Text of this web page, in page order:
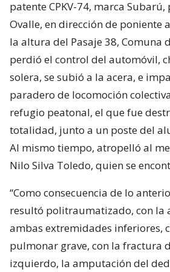
patente CPKV-74, marca Subarú,
Ovalle, en dirección de poniente
la altura del Pasaje 38, Comuna
perdió el control del automóvil,
solera, se subió a la acera, e
paradero de locomoción
refugio peatonal, el que fue
totalidad, junto a un poste del
Al mismo tiempo, atropelló al
Nilo Silva Toledo, quien se
“Como consecuencia de lo
resultó politraumatizado, con la
ambas extremidades inferiores,
pulmonar grave, con la fractura
izquierdo, la amputación del